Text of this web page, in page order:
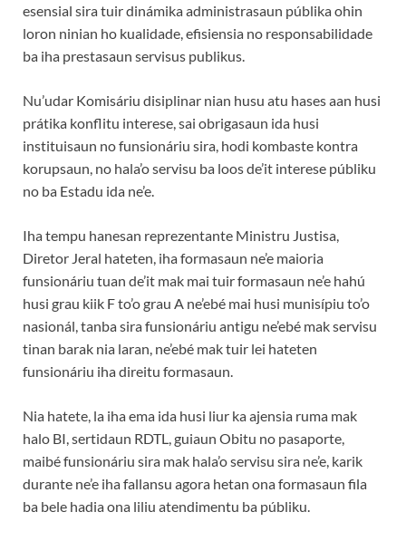
esensial sira tuir dinámika administrasaun públika ohin
loron ninian ho kualidade, efisiensia no responsabilidade
ba iha prestasaun servisus publikus.
Nu’udar Komisáriu disiplinar nian husu atu hases aan husi
prátika konflitu interese, sai obrigasaun ida husi
instituisaun no funsionáriu sira, hodi kombaste kontra
korupsaun, no hala’o servisu ba loos de’it interese públiku
no ba Estadu ida ne’e.
Iha tempu hanesan reprezentante Ministru Justisa,
Diretor Jeral hateten, iha formasaun ne’e maioria
funsionáriu tuan de’it mak mai tuir formasaun ne’e hahú
husi grau kiik F to’o grau A ne’ebé mai husi munisípiu to’o
nasionál, tanba sira funsionáriu antigu ne’ebé mak servisu
tinan barak nia laran, ne’ebé mak tuir lei hateten
funsionáriu iha direitu formasaun.
Nia hatete, la iha ema ida husi liur ka ajensia ruma mak
halo BI, sertidaun RDTL, guiaun Obitu no pasaporte,
maibé funsionáriu sira mak hala’o servisu sira ne’e, karik
durante ne’e iha fallansu agora hetan ona formasaun fila
ba bele hadia ona liliu atendimentu ba públiku.